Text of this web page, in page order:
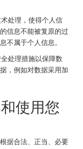
处理，使得个人信
信息不能被复原的过
不属于个人信息。
处理措施以保障数
，例如对数据采用加
使用您
据合法、正当、必要